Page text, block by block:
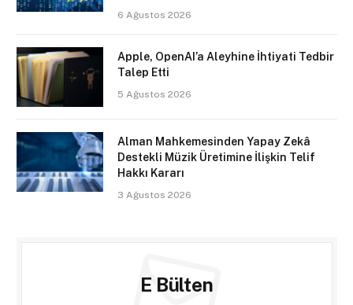
6 Ağustos 2026
Apple, OpenAI’a Aleyhine İhtiyati Tedbir
Talep Etti
5 Ağustos 2026
Alman Mahkemesinden Yapay Zekâ
Destekli Müzik Üretimine İlişkin Telif
Hakkı Kararı
3 Ağustos 2026
E Bülten